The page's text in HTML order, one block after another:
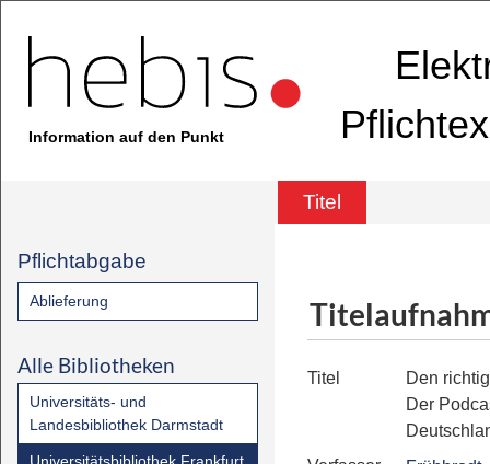
Information auf den Punkt
Titel
Pflichtabgabe
Ablieferung
Alle Bibliotheken
Universitäts- und
Landesbibliothek Darmstadt
Titel
Den
Der